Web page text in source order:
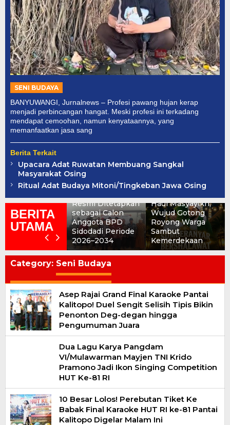
SENI BUDAYA
BANYUWANGI, Jurnalnews – Profesi pawang hujan kerap
menjadi perbincangan hangat. Meski profesi ini terkadang
mendapat cemoohan, namun kenyataannya, yang
memanfaatkan jasa sang
Berita Terkait
Upacara Adat Ruwatan Membuang Sangkal
Masyarakat Osing
Ritual Adat Budaya Mitoni/Tingkeban Jawa Osing
BERITA
UTAMA
Resmi Ditetapkan
sebagai Calon
Anggota BPD
Sidodadi Periode
2026–2034
BERSHALAWAT:
Haul Masyayikh,
Wujud Gotong
Royong Warga
Sambut
Kemerdekaan
Category: Seni Budaya
Asep Rajai Grand Final Karaoke Pantai
Kalitopo! Duel Sengit Selisih Tipis Bikin
Penonton Deg-degan hingga
Pengumuman Juara
Dua Lagu Karya Pangdam
VI/Mulawarman Mayjen TNI Krido
Pramono Jadi Ikon Singing Competition
HUT Ke-81 RI
10 Besar Lolos! Perebutan Tiket Ke
Babak Final Karaoke HUT RI ke-81 Pantai
Kalitopo Digelar Malam Ini